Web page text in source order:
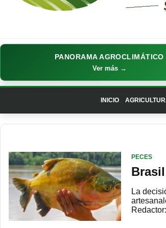
PANORAMA AGROCLIMÁTICO
Ver más →
INICIO
PECES
La